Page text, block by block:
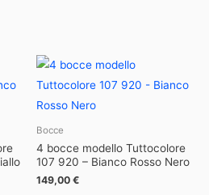
Bocce
4 bocce modello Tuttocolore
107 920 – Bianco Rosso Nero
149,00 €